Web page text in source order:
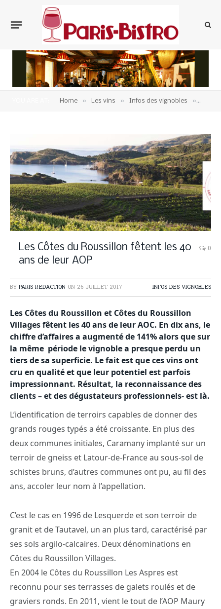
Home » Les vins » Infos des vignobles »
Les Côtes du Roussillon fêtent les 40
ans de leur AOP
0
BY PARIS REDACTION ON 26 JUILLET 2017 INFOS DES VIGNOBLES
Les Côtes du Roussillon et Côtes du Roussillon
Villages fêtent les 40 ans de leur AOC. En dix ans, le
chiffre d’affaires a augmenté de 141% alors que sur
la même période le vignoble a presque perdu un
tiers de sa superficie. Le fait est que ces vins ont
cru en qualité et que leur potentiel est parfois
impressionnant. Résultat, la reconnaissance des
clients – et des dégustateurs professionnels- est là.
L’identification de terroirs capables de donner des
grands rouges typés a été croissante. En plus des
deux communes initiales, Caramany implanté sur un
terroir de gneiss et Latour-de-France au sous-sol de
schistes bruns, d’autres communes ont pu, au fil des
ans, accoler leur nom à l’appellation.
C’est le cas en 1996 de Lesquerde et son terroir de
granit et de Tautavel, un an plus tard, caractérisé par
ses sols argilo-calcaires. Deux dénominations en
Côtes du Roussillon Villages.
En 2004 le Côtes du Roussillon Les Aspres est
reconnu pour ses terrasses de galets roulés et de
graviers ronds. En 2011, vient le tout de l’AOP Maury